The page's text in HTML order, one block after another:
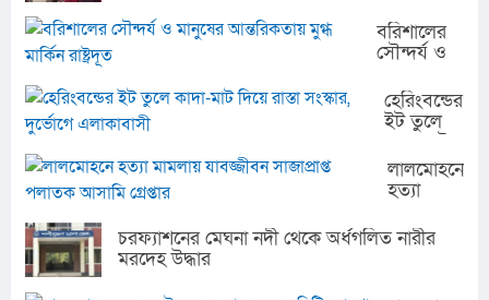
বরিশালের
সৌন্দর্য ও
আন্তরিকতায়
মুগ্ধ মার্কিন
রাষ্ট্রদূত
হেরিংবন্ডের
ইট তুলে
কাদা-মাট
দিয়ে রাস্তা
সংস্কার,
দুর্ভোগে
এলাকাবাসী
লালমোহনে
হত্যা
যাবজ্জীবন
সাজাপ্রাপ্ত
আসামি
চরফ্যাশনের মেঘনা নদী থেকে অর্ধগলিত নারীর
মরদেহ উদ্ধার